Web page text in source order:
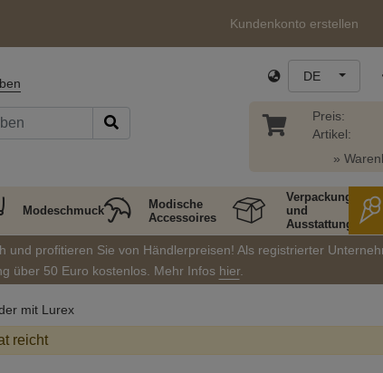
Kundenkonto erstellen
DE
Preis:
Artikel:
»
Modeschmuck
Modische
Accessoires
Verpackung
und
Ausstattung
und profitieren Sie von Händlerpreisen! Als registrierter
über 50 Euro kostenlos. Mehr Infos hier.
mit Lurex
reicht